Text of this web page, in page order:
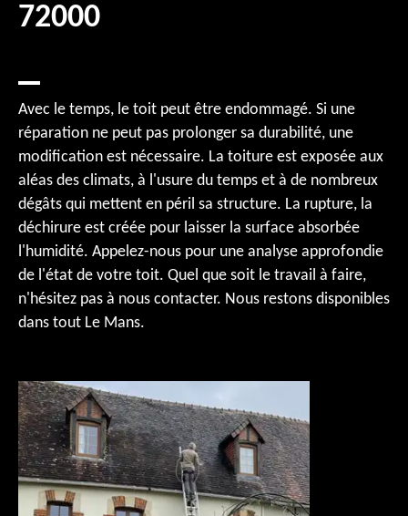
72000
Avec le temps, le toit peut être endommagé. Si une
réparation ne peut pas prolonger sa durabilité, une
modification est nécessaire. La toiture est exposée aux
aléas des climats, à l'usure du temps et à de nombreux
dégâts qui mettent en péril sa structure. La rupture, la
déchirure est créée pour laisser la surface absorbée
l'humidité. Appelez-nous pour une analyse approfondie
de l'état de votre toit. Quel que soit le travail à faire,
n'hésitez pas à nous contacter. Nous restons disponibles
dans tout Le Mans.